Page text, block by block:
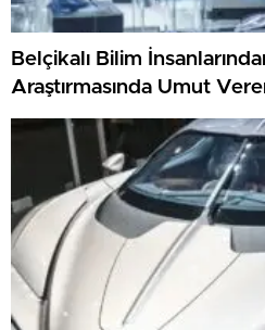
Belçikalı Bilim
Araştırmasında Umut